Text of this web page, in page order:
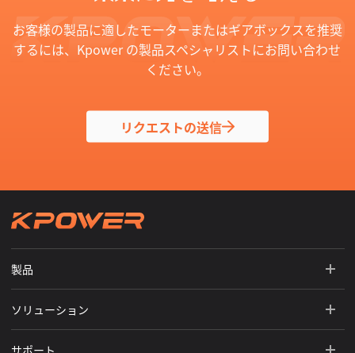
お客様の製品に適したモーターまたはギアボックスを推奨
するには、Kpower の製品スペシャリストにお問い合わせ
ください。
リクエストの送信
製品
ソリューション